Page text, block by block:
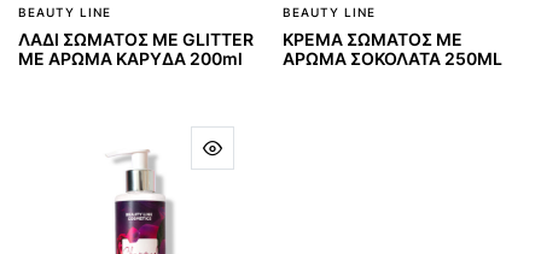
BEAUTY LINE
ΛΑΔΙ ΣΩΜΑΤΟΣ ΜΕ GLITTER
ΜΕ ΑΡΩΜΑ ΚΑΡΥΔΑ 200ml
BEAUTY LINE
ΚΡΕΜΑ ΣΩΜΑΤΟΣ ΜΕ
ΑΡΩΜΑ ΣΟΚΟΛΑΤΑ 250ML